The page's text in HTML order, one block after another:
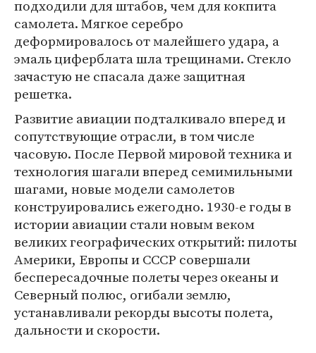
подходили для штабов, чем для кокпита
самолета. Мягкое серебро
деформировалось от малейшего удара, а
эмаль циферблата шла трещинами. Стекло
зачастую не спасала даже защитная
решетка.
Развитие авиации подталкивало вперед и
сопутствующие отрасли, в том числе
часовую. После Первой мировой техника и
технология шагали вперед семимильными
шагами, новые модели самолетов
конструировались ежегодно. 1930-е годы в
истории авиации стали новым веком
великих географических открытий: пилоты
Америки, Европы и СССР совершали
беспересадочные полеты через океаны и
Северный полюс, огибали землю,
устанавливали рекорды высоты полета,
дальности и скорости.